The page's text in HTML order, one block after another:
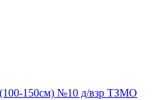
150см) №10 д/взр ТЗМО